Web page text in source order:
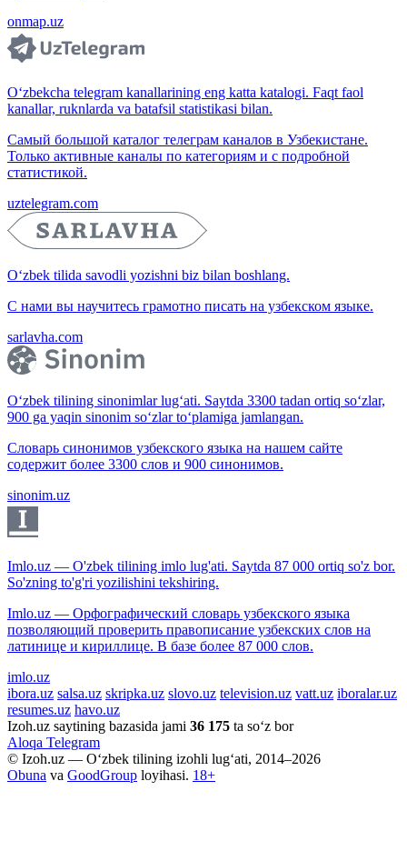
onmap.uz
O‘zbekcha telegram kanallarining eng katta katalogi. Faqt faol
kanallar, ruknlarda va batafsil statistikasi bilan.
Самый большой каталог телеграм каналов в Узбекистане.
Только активные каналы по категориям и с подробной
статистикой.
uztelegram.com
O‘zbek tilida savodli yozishni biz bilan boshlang.
С нами вы научитесь грамотно писать на узбекском языке.
sarlavha.com
O‘zbek tilining sinonimlar lug‘ati. Saytda 3300 tadan ortiq so‘zlar,
900 ga yaqin sinonim so‘zlar to‘plamiga jamlangan.
Словарь синонимов узбекского языка на нашем сайте
содержит более 3300 слов и 900 синонимов.
sinonim.uz
Imlo.uz — O'zbek tilining imlo lug'ati. Saytda 87 000 ortiq so'z bor.
So'zning to'g'ri yozilishini tekshiring.
Imlo.uz — Орфографический словарь узбекского языка
позволяющий проверить правописание узбекских слов на
латинице и кириллице. В базе более 87 000 слов.
imlo.uz
ibora.uz salsa.uz skripka.uz slovo.uz television.uz vatt.uz iboralar.uz
resumes.uz havo.uz
Izoh.uz saytining bazasida jami 36 175 ta so‘z bor
Aloqa Telegram
© Izoh.uz — O‘zbek tilining izohli lug‘ati, 2014–2026
Obuna va GoodGroup loyihasi. 18+